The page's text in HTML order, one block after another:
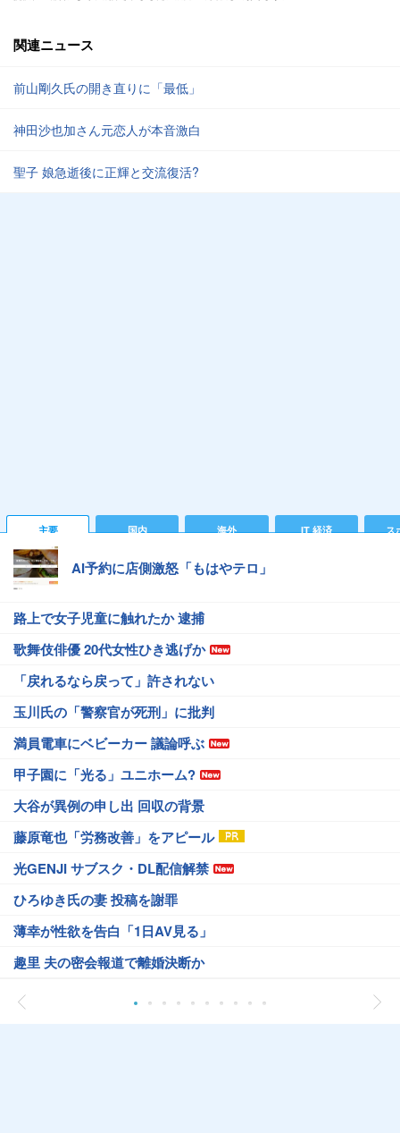
関連ニュース
前山剛久氏の開き直りに「最低」
神田沙也加さん元恋人が本音激白
聖子 娘急逝後に正輝と交流復活?
主要 国内 海外 IT 経済 ス
AI予約に店側激怒「もはやテロ」
路上で女子児童に触れたか 逮捕
歌舞伎俳優 20代女性ひき逃げか
「戻れるなら戻って」許されない
玉川氏の「警察官が死刑」に批判
満員電車にベビーカー 議論呼ぶ
甲子園に「光る」ユニホーム?
大谷が異例の申し出 回収の背景
藤原竜也「労務改善」をアピール
光GENJI サブスク・DL配信解禁
ひろゆき氏の妻 投稿を謝罪
薄幸が性欲を告白「1日AV見る」
趣里 夫の密会報道で離婚決断か